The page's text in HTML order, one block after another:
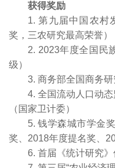
获得奖励
1. 第九届中国农村
奖，三农研究最高荣誉）
2. 2023年度全国民
级）
3. 商务部全国商务
4. 全国流动人口动
（国家卫计委）
5. 钱学森城市学金
奖、2018年度提名奖、
6. 首届《统计研究